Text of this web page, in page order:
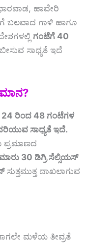
ಹಾವೇರಿ
ಬಲವಾದ ಗಾಳಿ ಹಾಗೂ
ಗಂಟೆಗೆ 40
ಬೀಸುವ ಸಾಧ್ಯತೆ ಇದೆ
ರಿಂದ 48 ಗಂಟೆಗಳ
ಸಾಧ್ಯತೆ ಇದೆ.
ಪ್ರಮಾಣದ
30 ಡಿಗ್ರಿ ಸೆಲ್ಸಿಯಸ್
ಸುತ್ತಮುತ್ತ ದಾಖಲಾಗುವ
ಮಳೆಯ ತೀವ್ರತೆ